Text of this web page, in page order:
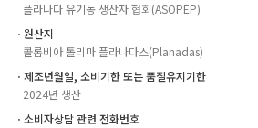
플라나다 유기농 생산자 협회(ASOPEP)
ㆍ원산지
콜롬비아 톨리마 플라나다스(Planadas)
ㆍ제조년월일, 소비기한 또는 품질유지기한
2024년 생산
ㆍ소비자상담 관련 전화번호